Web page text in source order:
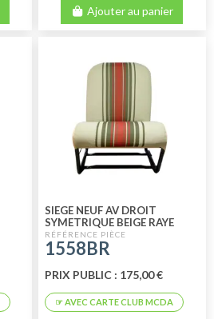
Ajouter au panier
SIEGE NEUF AV DROIT
SYMETRIQUE BEIGE RAYE
1558BR
PRIX PUBLIC : 175,00 €